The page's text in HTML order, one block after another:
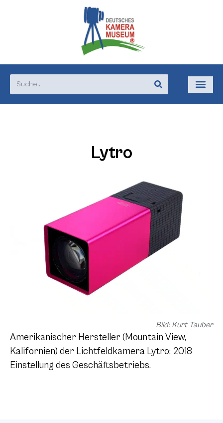
Lytro
Bild: Kurt Tauber
Amerikanischer Hersteller (Mountain View,
Kalifornien) der Lichtfeldkamera Lytro; 2018
Einstellung des Geschäftsbetriebs.